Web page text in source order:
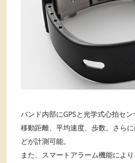
バンド内部にGPSと光学式心拍セン
移動距離、平均速度、歩数。さら
どが計測可能。
また、スマートアラーム機能によ